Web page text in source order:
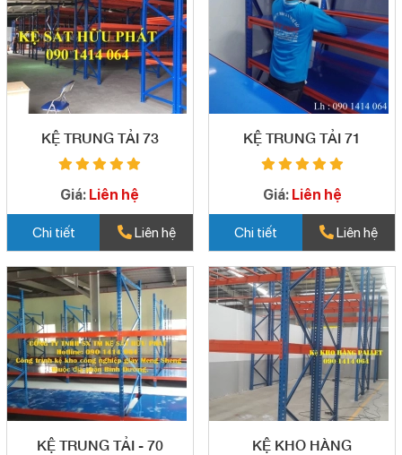
KỆ TRUNG TẢI 73
Giá: Liên hệ
Chi tiết Liên hệ
KỆ TRUNG TẢI 71
Giá: Liên hệ
Chi tiết Liên hệ
KỆ TRUNG TẢI - 70
KỆ KHO HÀNG